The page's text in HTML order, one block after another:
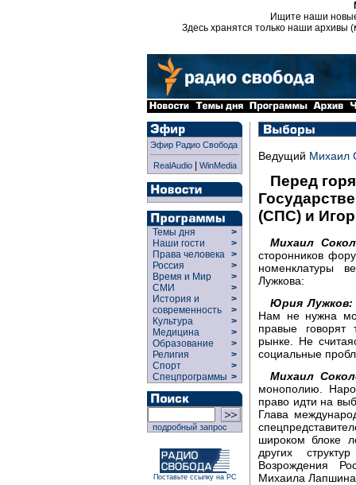
Ищите наши
Здесь хранятся только наши архивы
Эфир Радио Свобода
RealAudio| WinMedia
Темы дня
>
Наши гости
>
Права человека >
Россия
>
Время и Мир
>
СМИ
>
История и
современность
>
>
Культура
>
Медицина
>
Образование
>
Религия
>
Спорт
>
Спецпрограммы >
подробный запрос
Поставьте ссылку на РС
Ведущий Михаил
Перед
(СПС) и
Михаил
сторонников
номенклатуры
Лужкова:
Юрия Лужков:
Нам не нужна
правые говорят
рынке. Не
социальные
Михаил
монополию.
право идти на
Глава
широком блоке
других
Возрождения
Михаила